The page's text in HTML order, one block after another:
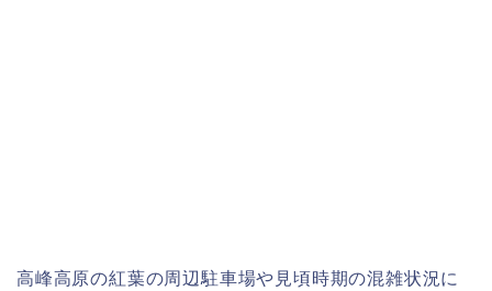
高峰高原の紅葉の周辺駐車場や見頃時期の混雑状況に